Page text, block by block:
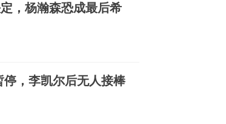
，杨瀚森恐成最后希
，李凯尔后无人接棒